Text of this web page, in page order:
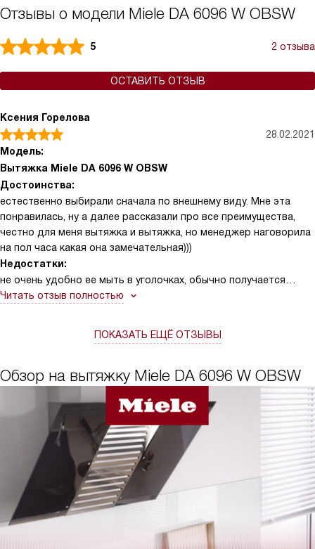
Отзывы о модели Miele DA 6096 W OBSW
5 2 отзыва
ОСТАВИТЬ ОТЗЫВ
Ксения Горелова
28.02.2021
Модель:
Вытяжка Miele DA 6096 W OBSW
Достоинства:
естественно выбирали сначала по внешнему виду. Мне эта
понравилась, ну а далее рассказали про все преимущества,
честно для меня вытяжка и вытяжка, но менеджер наговорила
на пол часа какая она замечательная)))
Недостатки:
не очень удобно ее мыть в уголочках, обычно получается
только с помощью ватной палочки, все равно какие-то
Читать отзыв полностью
ПОКАЗАТЬ ЕЩЁ ОТЗЫВЫ
Обзор на вытяжку Miele DA 6096 W OBSW